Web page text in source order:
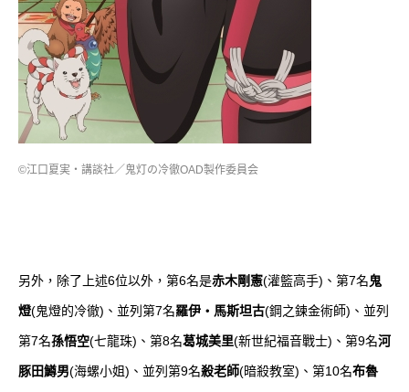
©江口夏実・講談社／鬼灯の冷徹OAD製作委員会
另外，除了上述6位以外，第6名是赤木剛憲(灌籃高手)、第7名鬼
燈(鬼燈的冷徹)、並列第7名羅伊 ・ 馬斯坦古(鋼之鍊金術師)、並列
第7名孫悟空(七龍珠)、第8名葛城美里(新世紀福音戰士)、第9名河
豚田鱒男(海螺小姐)、並列第9名殺老師(暗殺教室)、第10名布魯